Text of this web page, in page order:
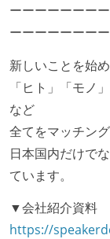
ーーーーーーー
ーーーーーーー
新しいことを始
「ヒト」「モノ
など
全てをマッチン
日本国内だけで
ています。
▼会社紹介資料
https://